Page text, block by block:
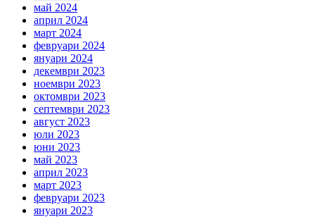
май 2024
април 2024
март 2024
февруари 2024
януари 2024
декември 2023
ноември 2023
октомври 2023
септември 2023
август 2023
юли 2023
юни 2023
май 2023
април 2023
март 2023
февруари 2023
януари 2023